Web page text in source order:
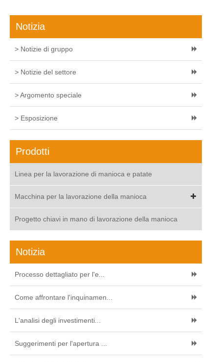
Notizia
> Notizie di gruppo
> Notizie del settore
> Argomento speciale
> Esposizione
Prodotti
Linea per la lavorazione di manioca e patate
Macchina per la lavorazione della manioca
Progetto chiavi in mano di lavorazione della manioca
Notizia
Processo dettagliato per l'e...
Come affrontare l'inquinamen...
L'analisi degli investimenti...
Suggerimenti per l'apertura ...